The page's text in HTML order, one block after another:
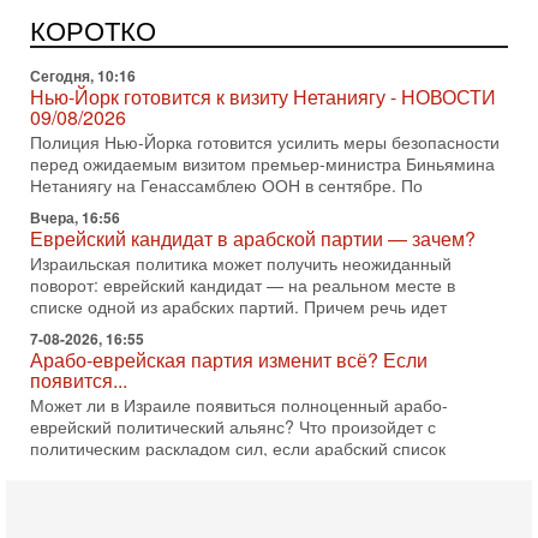
КОРОТКО
предстоящие выборы могут быть сфальсифицированы, их
проведение сорвано, а итоговые результаты
Сегодня, 10:16
Нью-Йорк готовится к визиту Нетаниягу - НОВОСТИ
09/08/2026
Полиция Нью-Йорка готовится усилить меры безопасности
перед ожидаемым визитом премьер-министра Биньямина
Нетаниягу на Генассамблею ООН в сентябре. По
Вчера, 16:56
Еврейский кандидат в арабской партии — зачем?
Израильская политика может получить неожиданный
поворот: еврейский кандидат — на реальном месте в
списке одной из арабских партий. Причем речь идет
7-08-2026, 16:55
Арабо-еврейская партия изменит всё? Если
появится...
Может ли в Израиле появиться полноценный арабо-
еврейский политический альянс? Что произойдет с
политическим раскладом сил, если арабский список